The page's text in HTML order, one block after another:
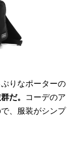
りなポーターの
だ。
コーデのア
、服装がシンプ